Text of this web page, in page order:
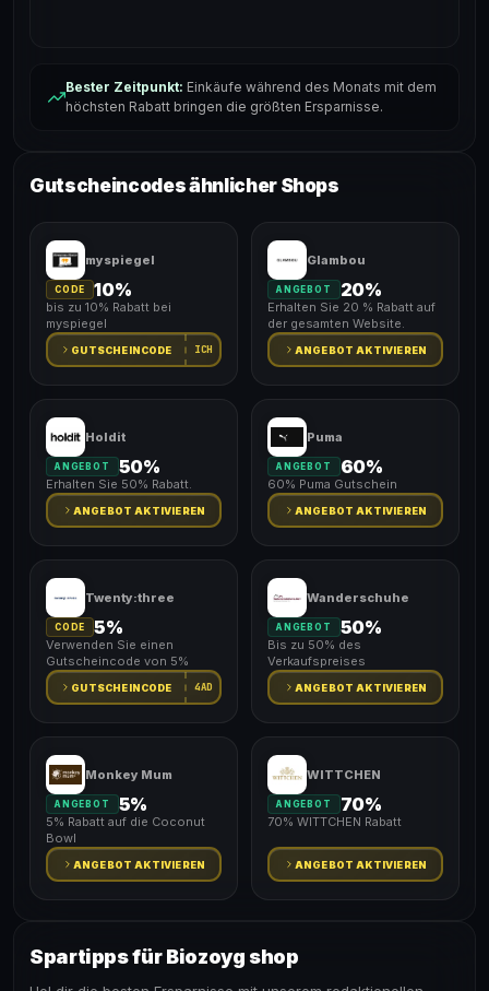
Bester Zeitpunkt: Einkäufe während des Monats mit dem
höchsten Rabatt bringen die größten Ersparnisse.
Gutscheincodes ähnlicher Shops
myspiegel
CODE 10%
bis zu 10% Rabatt bei
myspiegel
GUTSCHEINCODE ICH
Glambou
ANGEBOT 20%
Erhalten Sie 20 % Rabatt auf
der gesamten Website.
ANGEBOT AKTIVIEREN
Holdit
ANGEBOT 50%
Erhalten Sie 50% Rabatt.
ANGEBOT AKTIVIEREN
Puma
ANGEBOT 60%
60% Puma Gutschein
ANGEBOT AKTIVIEREN
Twenty:three
CODE 5%
Verwenden Sie einen
Gutscheincode von 5%
GUTSCHEINCODE 4AD
Wanderschuhe
ANGEBOT 50%
Bis zu 50% des
Verkaufspreises
ANGEBOT AKTIVIEREN
Monkey Mum
ANGEBOT 5%
5% Rabatt auf die Coconut
Bowl
ANGEBOT AKTIVIEREN
WITTCHEN
ANGEBOT 70%
70% WITTCHEN Rabatt
ANGEBOT AKTIVIEREN
Spartipps für Biozoyg shop